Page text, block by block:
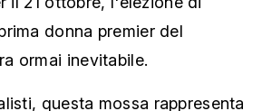
donna premier del
ormai inevitabile.
questa mossa rappresenta